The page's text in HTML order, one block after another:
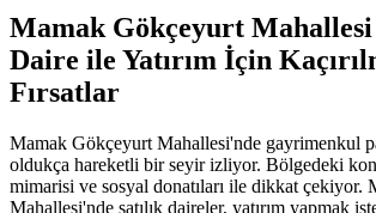
Mamak Gökçeyurt Mahallesi
Daire ile Yatırım İçin
Fırsatlar
Mamak Gökçeyurt Mahallesi'nde gayrimenkul
oldukça hareketli bir seyir izliyor. Bölgedeki
mimarisi ve sosyal donatıları ile dikkat çekiyor.
Mahallesi'nde satılık daireler, yatırım yapmak